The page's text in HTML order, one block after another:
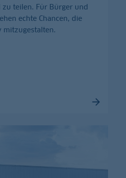
teilen. Für Bürger und
echte Chancen, die
mitzugestalten.